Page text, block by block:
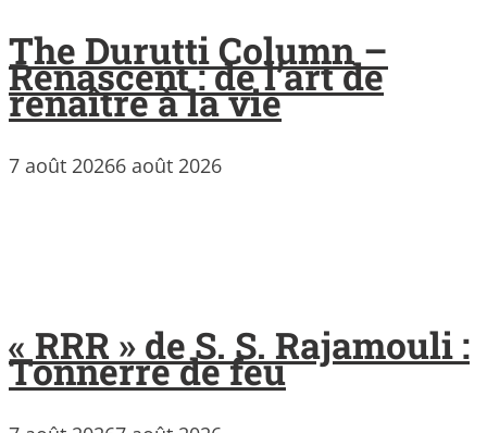
The Durutti Column –
Renascent : de l’art de
renaître à la vie
7 août 20266 août 2026
« RRR » de S. S. Rajamouli :
Tonnerre de feu